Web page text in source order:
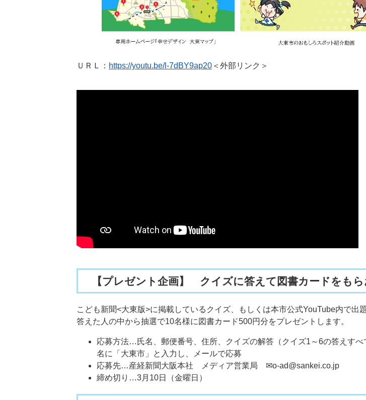
ＵＲＬ： https://youtu.be/l-7dBY9ap20 ＜外部リンク＞
【プレゼント企画】 クイズに答えて図書カードをもら
こども新聞<大東版>に掲載しているクイズ、もしくは本市公式YouTube内で出
答えた人の中から抽選で10名様に図書カード500円分をプレゼントします。
応募方法…氏名、郵便番号、住所、クイズの解答（クイズ1～6の答えすべ
名に「大東市」と入力し、メールで応募
応募先…産経新聞大阪本社 メディア営業局 ✉o-ad@sankei.co.jp
締め切り…3月10日（金曜日）